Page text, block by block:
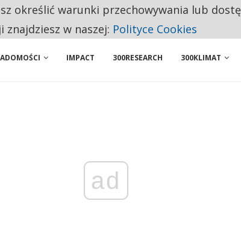
NA LIŚCIE SĄ DWA PODMIOTY Z POLSKI
IMPACT 300RESEARCH 300KLIMAT
ad
określić warunki przechowywania lub
w naszej: Polityce Cookies